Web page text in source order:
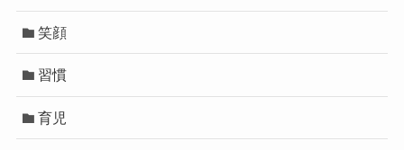
笑顔
習慣
育児